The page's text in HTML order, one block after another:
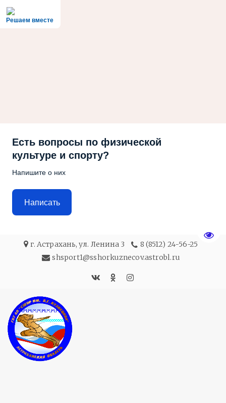
Решаем вместе
Есть вопросы по физической
культуре и спорту?
Напишите о них
Написать
г. Астрахань,ул. Ленина 3
8 (8512) 24-56-25
shsport1@sshorkuznecov.astrobl.ru